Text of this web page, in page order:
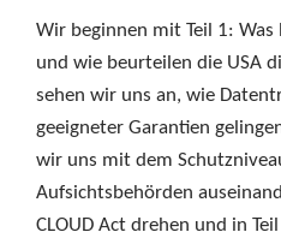
Wir beginnen mit Teil 1: Was
und wie beurteilen die USA
sehen wir uns an, wie
geeigneter Garantien
wir uns mit dem
Aufsichtsbehörden
CLOUD Act drehen und in